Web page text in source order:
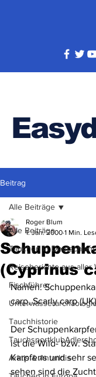
Beitrag
Alle Beiträge
Tauchen in
Reiseberichte aus aller
Fischführer
Tauchhistorie
Arktis & Antarktis
Alle Beiträge
(Cyprinus
Roger Blum
1. Jan. 2000 1 Min.
Namen:
carp, Scarly carp (UK)
Der
ist die Wild- bzw.
Karpfens und sehr
sehen sind die